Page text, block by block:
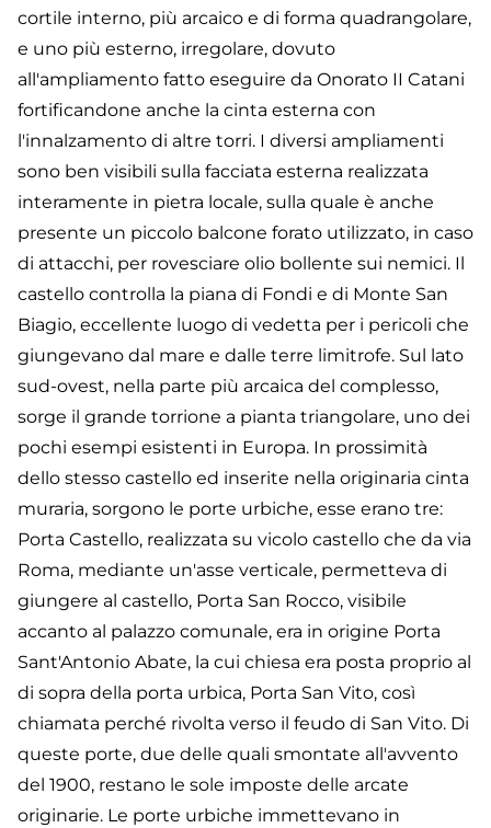
cortile interno, più arcaico e di forma quadrangolare,
e uno più esterno, irregolare, dovuto
all'ampliamento fatto eseguire da Onorato II Catani
fortificandone anche la cinta esterna con
l'innalzamento di altre torri. I diversi ampliamenti
sono ben visibili sulla facciata esterna realizzata
interamente in pietra locale, sulla quale è anche
presente un piccolo balcone forato utilizzato, in caso
di attacchi, per rovesciare olio bollente sui nemici. Il
castello controlla la piana di Fondi e di Monte San
Biagio, eccellente luogo di vedetta per i pericoli che
giungevano dal mare e dalle terre limitrofe. Sul lato
sud-ovest, nella parte più arcaica del complesso,
sorge il grande torrione a pianta triangolare, uno dei
pochi esempi esistenti in Europa. In prossimità
dello stesso castello ed inserite nella originaria cinta
muraria, sorgono le porte urbiche, esse erano tre:
Porta Castello, realizzata su vicolo castello che da via
Roma, mediante un'asse verticale, permetteva di
giungere al castello, Porta San Rocco, visibile
accanto al palazzo comunale, era in origine Porta
Sant'Antonio Abate, la cui chiesa era posta proprio al
di sopra della porta urbica, Porta San Vito, così
chiamata perché rivolta verso il feudo di San Vito. Di
queste porte, due delle quali smontate all'avvento
del 1900, restano le sole imposte delle arcate
originarie. Le porte urbiche immettevano in